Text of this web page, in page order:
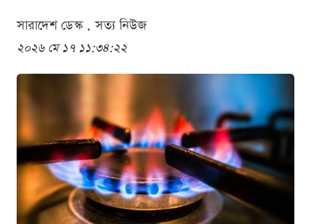
সারাদেশ ডেস্ক . সত্য নিউজ
২০২৬ মে ১৭ ১১:৩৪:২২